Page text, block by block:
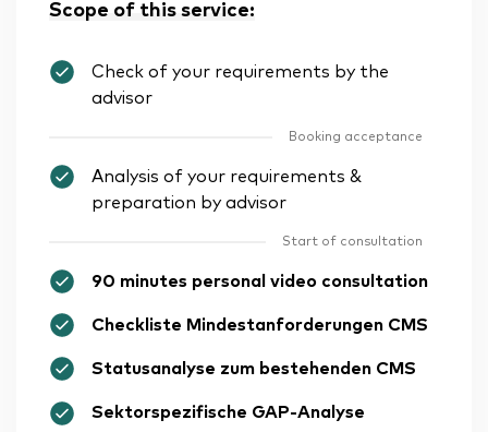
Scope of this service:
Check of your requirements by the
advisor
Booking acceptance
Analysis of your requirements &
preparation by advisor
Start of consultation
90 minutes personal video consultation
Checkliste Mindestanforderungen CMS
Statusanalyse zum bestehenden CMS
Sektorspezifische GAP-Analyse